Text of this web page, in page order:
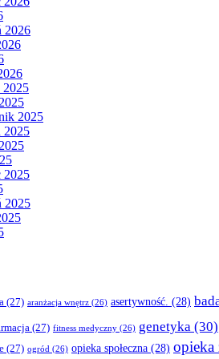
2026
2025
2025
2025
2025
2025
(27) aranżacja wnętrz (26) asertywność. (28)
(27) fitness medyczny (26) genetyka (30)
(27) ogród (26) opieka społeczna (28) opieka